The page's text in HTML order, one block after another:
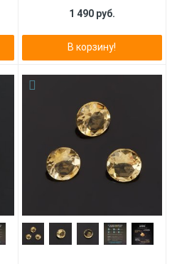
1 490 руб.
В корзину!